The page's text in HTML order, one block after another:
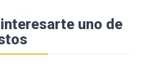
uno de